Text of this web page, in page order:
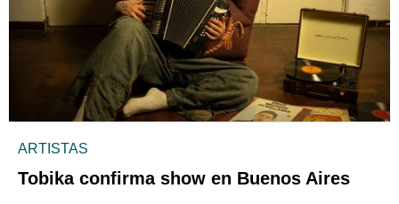
ARTISTAS
Tobika confirma show en Buenos Aires